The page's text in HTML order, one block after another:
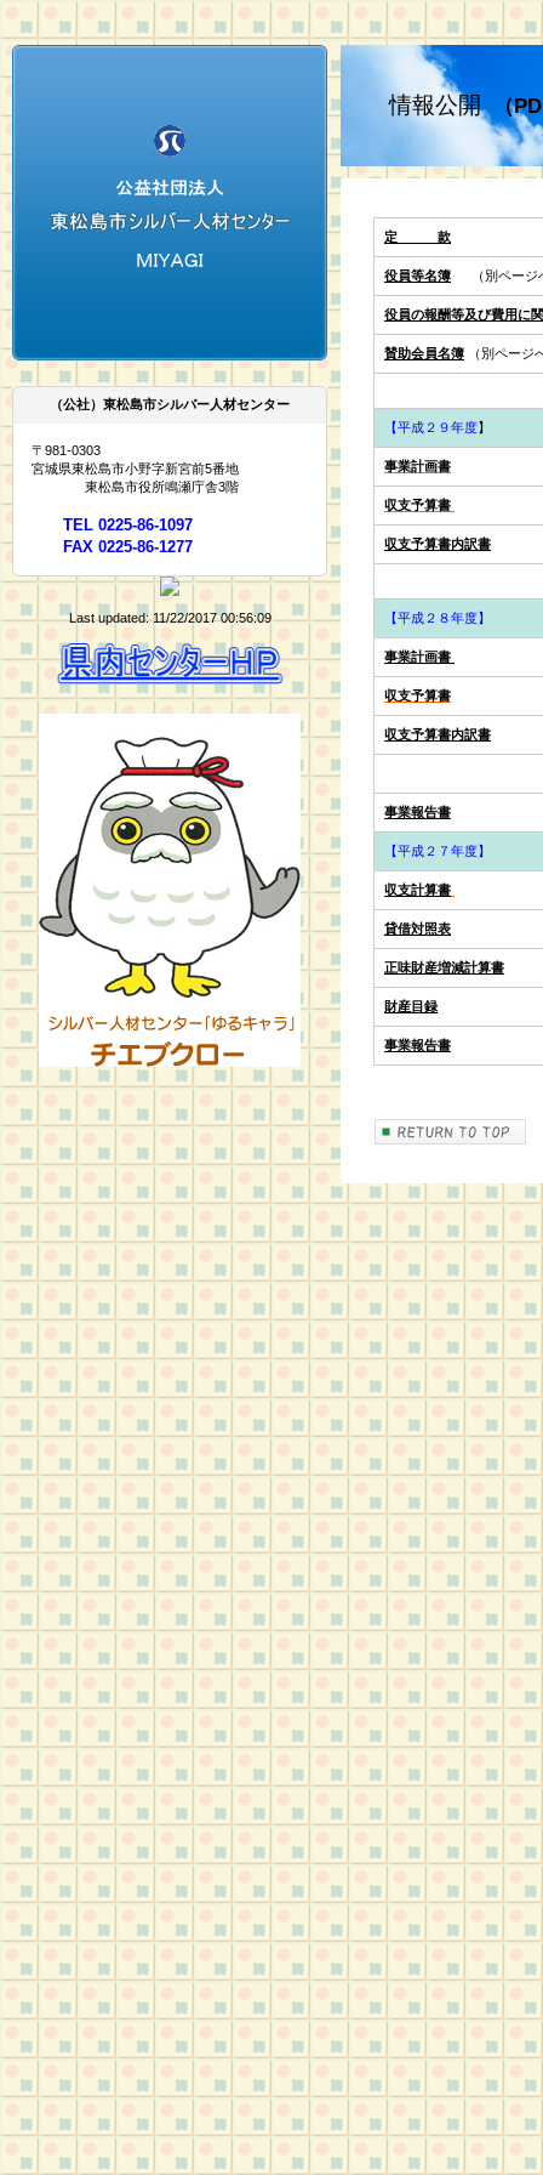
情報公開 （
定 款
役員等名簿 （別ページ
役員の報酬等及び費用に
賛助会員名簿 （別ページ
【平成２９年度】
事業計画書
収支予算書
収支予算書内訳書
【平成２８年度】
事業計画書
収支予算書
収支予算書内訳書
事業報告書
【平成２７年度】
収支計算書
貸借対照表
正味財産増減計算書
財産目録
事業報告書
（公社）東松島市シルバー人材センター
〒981-0303
宮城県東松島市小野字新宮前5番地
東松島市役所鳴瀬庁舎3階
TEL 0225-86-1097
FAX 0225-86-1277
Last updated: 11/22/2017 00:56:09